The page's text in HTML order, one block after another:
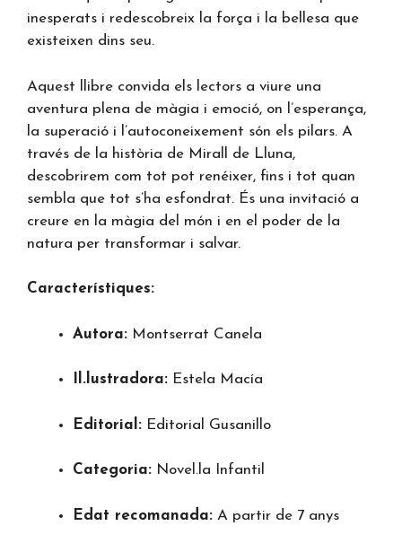
inesperats i redescobreix la força i la bellesa que
existeixen dins seu.
Aquest llibre convida els lectors a viure una
aventura plena de màgia i emoció, on l’esperança,
la superació i l’autoconeixement són els pilars. A
través de la història de Mirall de Lluna,
descobrirem com tot pot renéixer, fins i tot quan
sembla que tot s’ha esfondrat. És una invitació a
creure en la màgia del món i en el poder de la
natura per transformar i salvar.
Característiques:
Autora: Montserrat Canela
Il.lustradora: Estela Macía
Editorial: Editorial Gusanillo
Categoria: Novel.la Infantil
Edat recomanada: A partir de 7 anys